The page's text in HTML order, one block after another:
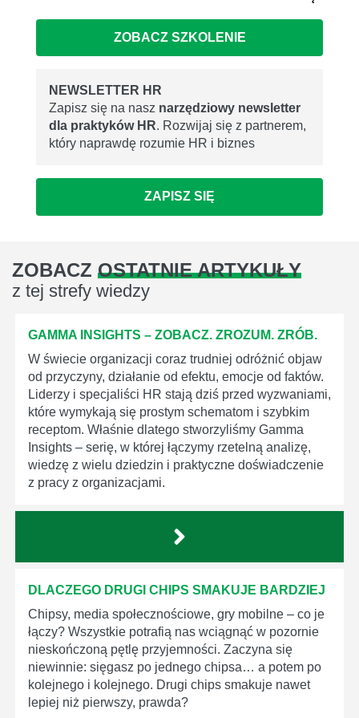
ZOBACZ SZKOLENIE
NEWSLETTER HR
Zapisz się na nasz narzędziowy newsletter
dla praktyków HR. Rozwijaj się z partnerem,
który naprawdę rozumie HR i biznes
ZAPISZ SIĘ
ZOBACZ OSTATNIE ARTYKUŁY
z tej strefy wiedzy
GAMMA INSIGHTS – ZOBACZ. ZROZUM. ZRÓB.
W świecie organizacji coraz trudniej odróżnić objaw
od przyczyny, działanie od efektu, emocje od faktów.
Liderzy i specjaliści HR stają dziś przed wyzwaniami,
które wymykają się prostym schematom i szybkim
receptom. Właśnie dlatego stworzyliśmy Gamma
Insights – serię, w której łączymy rzetelną analizę,
wiedzę z wielu dziedzin i praktyczne doświadczenie
z pracy z organizacjami.
DLACZEGO DRUGI CHIPS SMAKUJE BARDZIEJ
Chipsy, media społecznościowe, gry mobilne – co je
łączy? Wszystkie potrafią nas wciągnąć w pozornie
nieskończoną pętlę przyjemności. Zaczyna się
niewinnie: sięgasz po jednego chipsa… a potem po
kolejnego i kolejnego. Drugi chips smakuje nawet
lepiej niż pierwszy, prawda?